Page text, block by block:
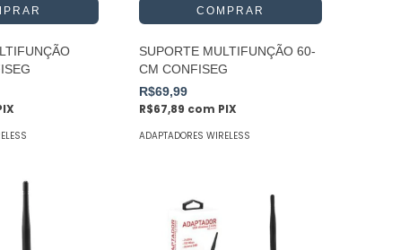
SUPORTE MULTIFUNÇÃO 60-
CM CONFISEG
R$69,99
R$67,89 com PIX
ADAPTADORES WIRELESS